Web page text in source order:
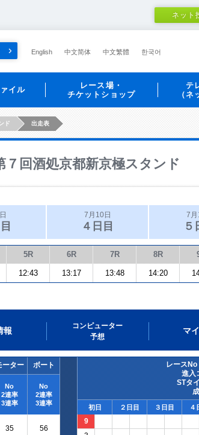
ネット
English 中文简体 中文繁體 한국어
イル
レース場・
チケットショップ
テ
（ネ
ド 出走表
回酒処京都新京極スタンド
7月10日
４日目
7月
５
5R 6R 7R 8R
12:43 13:17 13:48 14:20
報
コンピューター
予想
マ
ーター ボート
レースNo
進入
STタ
No
2連率
3連率
No
2連率
3連率
初日 ２日目 ３日目 ４
35
56
9